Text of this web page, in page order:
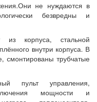
не нуждаются в
безвредны и
из корпуса, стальной
внутри корпуса. В
смонтированы трубчатые
пульт управления,
мощности и